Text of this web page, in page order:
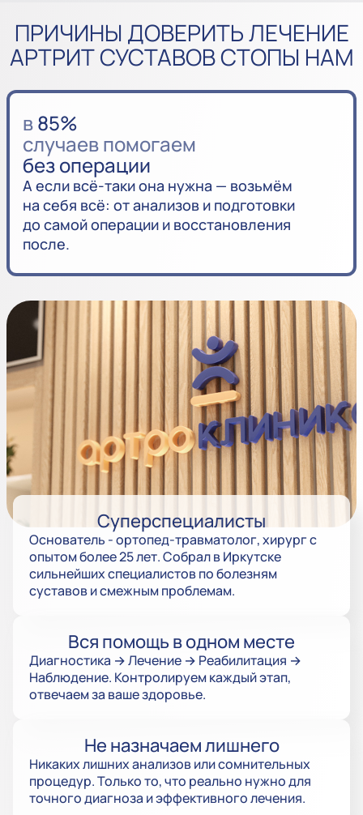
ПРИЧИНЫ ДОВЕРИТЬ ЛЕЧЕНИЕ
АРТРИТ СУСТАВОВ СТОПЫ НАМ
в85%
случаев помогаем
без операции
А если всё-таки она нужна — возьмём
на себя всё: от анализов и подготовки
до самой операции и восстановления
после.
Суперспециалисты
Основатель - ортопед-травматолог, хирург с
опытом более 25 лет. Собрал в Иркутске
сильнейших специалистов по болезням
суставов и смежным проблемам.
Вся помощь в одном месте
Диагностика → Лечение → Реабилитация →
Наблюдение. Контролируем каждый этап,
отвечаем за ваше здоровье.
Не назначаем лишнего
Никаких лишних анализов или сомнительных
процедур. Только то, что реально нужно для
точного диагноза и эффективного лечения.